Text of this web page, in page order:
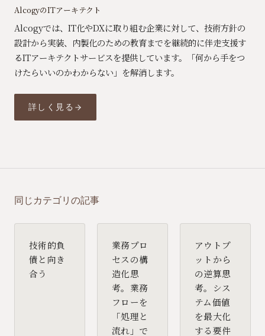
AlcogyのITアーキテクト
Alcogyでは、IT化やDXに取り組む企業に対して、技術方針の
設計から実装、内製化のための教育までを継続的に伴走支援す
るITアーキテクトサービスを提供しています。「何から手をつ
けたらいいのかわからない」を解消します。
詳しく見る
同じカテゴリの記事
技術的負
債と向き
合う
業務プロ
セスの構
造化思
考。業務
フローを
「処理と
流れ」で
アウトプ
ットから
の逆算思
考。シス
テム価値
を最大化
する要件